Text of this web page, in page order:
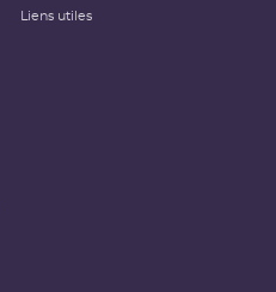
Liens utiles